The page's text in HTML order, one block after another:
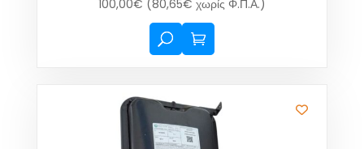
100,00€ (80,65€ χωρίς Φ.Π.Α.)